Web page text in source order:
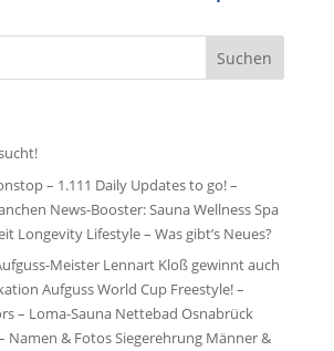
– 1.111 Daily Updates to go! –
News-Booster: Sauna Wellness Spa
Longevity Lifestyle – Was gibt’s Neues?
Meister Lennart Kloß gewinnt auch
Aufguss World Cup Freestyle! –
– Loma-Sauna Nettebad Osnabrück
Namen & Fotos Siegerehrung Männer &